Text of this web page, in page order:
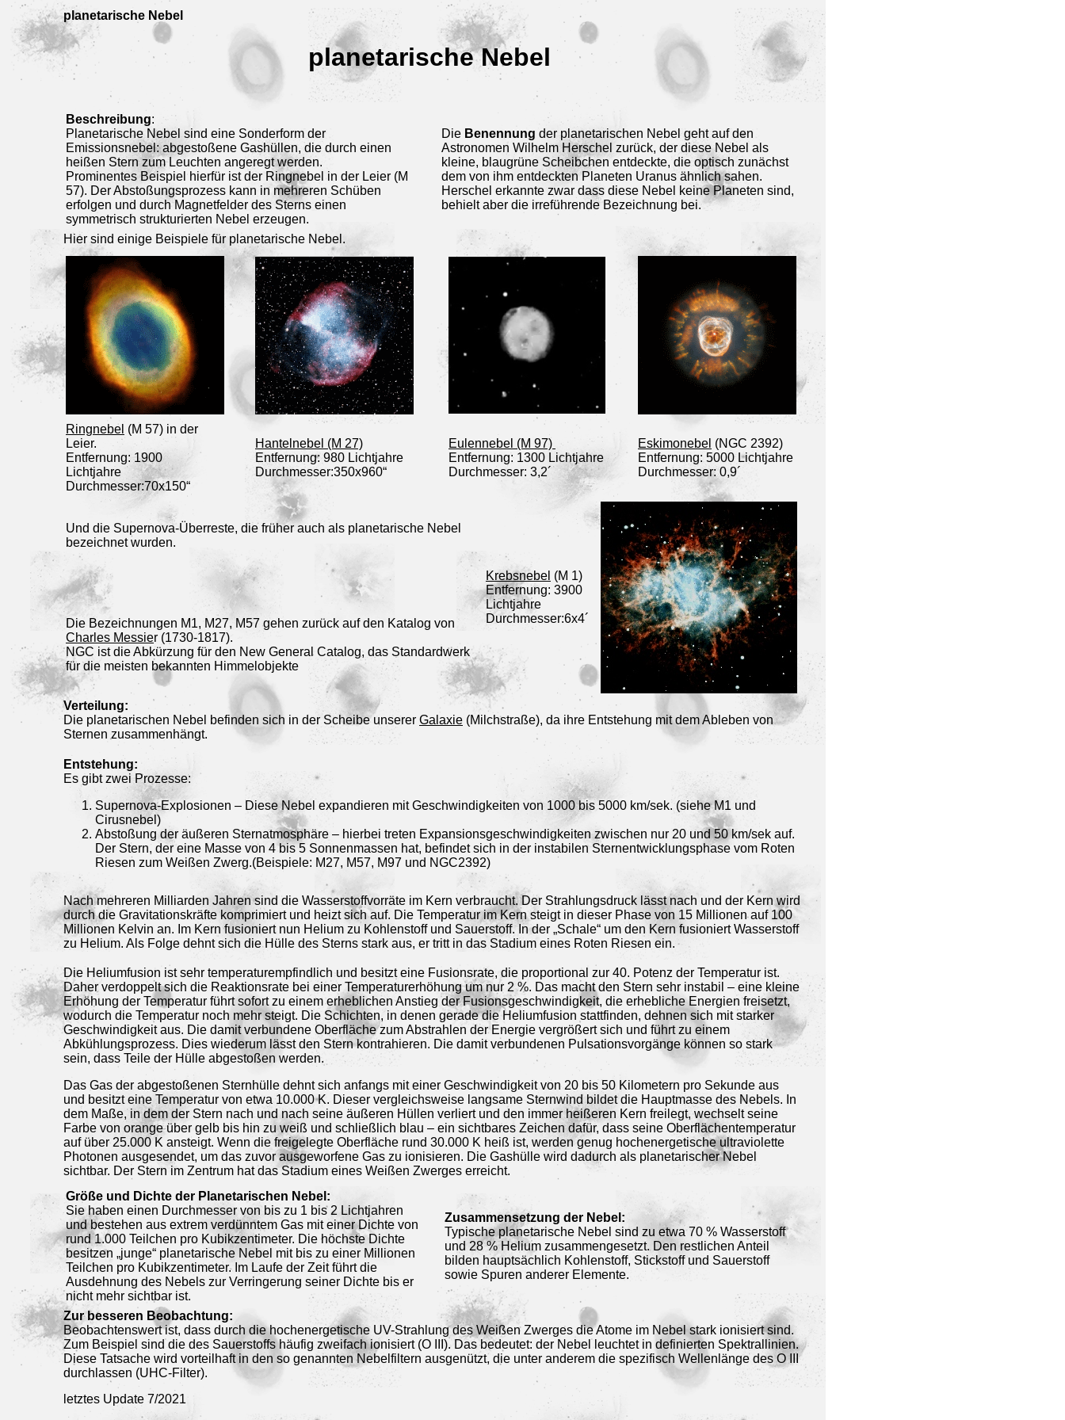
planetarische Nebel
planetarische Nebel
Beschreibung:
Planetarische Nebel sind eine Sonderform der
Emissionsnebel: abgestoßene Gashüllen, die durch einen
heißen Stern zum Leuchten angeregt werden.
Prominentes Beispiel hierfür ist der Ringnebel in der Leier (M
57). Der Abstoßungsprozess kann in mehreren Schüben
erfolgen und durch Magnetfelder des Sterns einen
symmetrisch strukturierten Nebel erzeugen.
Die Benennung der planetarischen Nebel geht auf den
Astronomen Wilhelm Herschel zurück, der diese Nebel als
kleine, blaugrüne Scheibchen entdeckte, die optisch zunächst
dem von ihm entdeckten Planeten Uranus ähnlich sahen.
Herschel erkannte zwar dass diese Nebel keine Planeten sind,
behielt aber die irreführende Bezeichnung bei.
Hier sind einige Beispiele für planetarische Nebel.
Ringnebel (M 57) in der
Leier.
Entfernung: 1900
Lichtjahre
Durchmesser:70x150“
Hantelnebel (M 27)
Entfernung: 980 Lichtjahre
Durchmesser:350x960“
Eulennebel (M 97)
Entfernung: 1300 Lichtjahre
Durchmesser: 3,2´
Eskimonebel (NGC 2392)
Entfernung: 5000 Lichtjahre
Durchmesser: 0,9´
Und die Supernova-Überreste, die früher auch als planetarische Nebel
bezeichnet wurden.
Die Bezeichnungen M1, M27, M57 gehen zurück auf den Katalog von
Charles Messier (1730-1817).
NGC ist die Abkürzung für den New General Catalog, das Standardwerk
für die meisten bekannten Himmelobjekte
Krebsnebel (M 1)
Entfernung: 3900
Lichtjahre
Durchmesser:6x4´
Verteilung:
Die planetarischen Nebel befinden sich in der Scheibe unserer Galaxie (Milchstraße), da ihre Entstehung mit dem Ableben von
Sternen zusammenhängt.
Entstehung:
Es gibt zwei Prozesse:
Supernova-Explosionen – Diese Nebel expandieren mit Geschwindigkeiten von 1000 bis 5000 km/sek. (siehe M1 und
Cirusnebel)
Abstoßung der äußeren Sternatmosphäre – hierbei treten Expansionsgeschwindigkeiten zwischen nur 20 und 50 km/sek auf.
Der Stern, der eine Masse von 4 bis 5 Sonnenmassen hat, befindet sich in der instabilen Sternentwicklungsphase vom Roten
Riesen zum Weißen Zwerg.(Beispiele: M27, M57, M97 und NGC2392)
Nach mehreren Milliarden Jahren sind die Wasserstoffvorräte im Kern verbraucht. Der Strahlungsdruck lässt nach und der Kern wird
durch die Gravitationskräfte komprimiert und heizt sich auf. Die Temperatur im Kern steigt in dieser Phase von 15 Millionen auf 100
Millionen Kelvin an. Im Kern fusioniert nun Helium zu Kohlenstoff und Sauerstoff. In der „Schale“ um den Kern fusioniert Wasserstoff
zu Helium. Als Folge dehnt sich die Hülle des Sterns stark aus, er tritt in das Stadium eines Roten Riesen ein.
Die Heliumfusion ist sehr temperaturempfindlich und besitzt eine Fusionsrate, die proportional zur 40. Potenz der Temperatur ist.
Daher verdoppelt sich die Reaktionsrate bei einer Temperaturerhöhung um nur 2 %. Das macht den Stern sehr instabil – eine kleine
Erhöhung der Temperatur führt sofort zu einem erheblichen Anstieg der Fusionsgeschwindigkeit, die erhebliche Energien freisetzt,
wodurch die Temperatur noch mehr steigt. Die Schichten, in denen gerade die Heliumfusion stattfinden, dehnen sich mit starker
Geschwindigkeit aus. Die damit verbundene Oberfläche zum Abstrahlen der Energie vergrößert sich und führt zu einem
Abkühlungsprozess. Dies wiederum lässt den Stern kontrahieren. Die damit verbundenen Pulsationsvorgänge können so stark
sein, dass Teile der Hülle abgestoßen werden.
Das Gas der abgestoßenen Sternhülle dehnt sich anfangs mit einer Geschwindigkeit von 20 bis 50 Kilometern pro Sekunde aus
und besitzt eine Temperatur von etwa 10.000 K. Dieser vergleichsweise langsame Sternwind bildet die Hauptmasse des Nebels. In
dem Maße, in dem der Stern nach und nach seine äußeren Hüllen verliert und den immer heißeren Kern freilegt, wechselt seine
Farbe von orange über gelb bis hin zu weiß und schließlich blau – ein sichtbares Zeichen dafür, dass seine Oberflächentemperatur
auf über 25.000 K ansteigt. Wenn die freigelegte Oberfläche rund 30.000 K heiß ist, werden genug hochenergetische ultraviolette
Photonen ausgesendet, um das zuvor ausgeworfene Gas zu ionisieren. Die Gashülle wird dadurch als planetarischer Nebel
sichtbar. Der Stern im Zentrum hat das Stadium eines Weißen Zwerges erreicht.
Größe und Dichte der Planetarischen Nebel:
Sie haben einen Durchmesser von bis zu 1 bis 2 Lichtjahren
und bestehen aus extrem verdünntem Gas mit einer Dichte von
rund 1.000 Teilchen pro Kubikzentimeter. Die höchste Dichte
besitzen „junge“ planetarische Nebel mit bis zu einer Millionen
Teilchen pro Kubikzentimeter. Im Laufe der Zeit führt die
Ausdehnung des Nebels zur Verringerung seiner Dichte bis er
nicht mehr sichtbar ist.
Zusammensetzung der Nebel:
Typische planetarische Nebel sind zu etwa 70 % Wasserstoff
und 28 % Helium zusammengesetzt. Den restlichen Anteil
bilden hauptsächlich Kohlenstoff, Stickstoff und Sauerstoff
sowie Spuren anderer Elemente.
Zur besseren Beobachtung:
Beobachtenswert ist, dass durch die hochenergetische UV-Strahlung des Weißen Zwerges die Atome im Nebel stark ionisiert sind.
Zum Beispiel sind die des Sauerstoffs häufig zweifach ionisiert (O III). Das bedeutet: der Nebel leuchtet in definierten Spektrallinien.
Diese Tatsache wird vorteilhaft in den so genannten Nebelfiltern ausgenützt, die unter anderem die spezifisch Wellenlänge des O III
durchlassen (UHC-Filter).
letztes Update 7/2021